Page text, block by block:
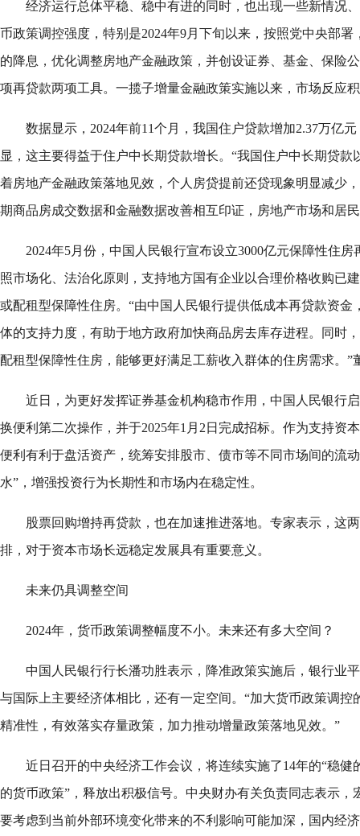
经济运行总体平稳、稳中有进的同时，也出现一些新情况
币政策调控强度，特别是2024年9月下旬以来，按照党中央部
的降息，优化调整房地产金融政策，并创设证券、基金、保险
项再贷款两项工具。一揽子增量金融政策实施以来，市场反应
数据显示，2024年前11个月，我国住户贷款增加2.37万亿
显，这主要得益于住户中长期贷款增长。“我国住户中长期贷款
着房地产金融政策落地见效，个人房贷提前还贷现象明显减少
期商品房成交数据和金融数据改善相互印证，房地产市场和居
2024年5月份，中国人民银行宣布设立3000亿元保障性住
照市场化、法治化原则，支持地方国有企业以合理价格收购已
或配租型保障性住房。“由中国人民银行提供低成本再贷款资金
体的支持力度，有助于地方政府加快商品房去库存进程。同时
配租型保障性住房，能够更好满足工薪收入群体的住房需求。”
近日，为更好发挥证券基金机构稳市作用，中国人民银行
换便利第二次操作，并于2025年1月2日完成招标。作为支持资
便利有利于盘活资产，统筹安排股市、债市等不同市场间的流
水”，增强投资行为长期性和市场内在稳定性。
股票回购增持再贷款，也在加速推进落地。专家表示，这
排，对于资本市场长远稳定发展具有重要意义。
未来仍具调整空间
2024年，货币政策调整幅度不小。未来还有多大空间？
中国人民银行行长潘功胜表示，降准政策实施后，银行业
与国际上主要经济体相比，还有一定空间。“加大货币政策调控
精准性，有效落实存量政策，加力推动增量政策落地见效。”
近日召开的中央经济工作会议，将连续实施了14年的“稳健
的货币政策”，释放出积极信号。中央财办有关负责同志表示，
要考虑到当前外部环境变化带来的不利影响可能加深，国内经